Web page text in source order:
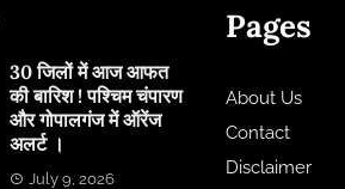
30 जिलों में आज आफत
की बारिश ! पश्चिम चंपारण
और गोपालगंज में ऑरेंज
अलर्ट ।
July 9, 2026
Pages
About Us
Contact
Disclaimer